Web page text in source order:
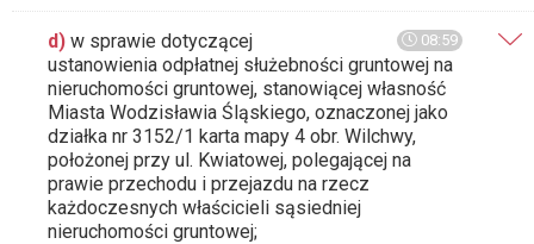
08:59
d) w sprawie dotyczącej
ustanowienia odpłatnej służebności gruntowej na
nieruchomości gruntowej, stanowiącej własność
Miasta Wodzisławia Śląskiego, oznaczonej jako
działka nr 3152/1 karta mapy 4 obr. Wilchwy,
położonej przy ul. Kwiatowej, polegającej na
prawie przechodu i przejazdu na rzecz
każdoczesnych właścicieli sąsiedniej
nieruchomości gruntowej;